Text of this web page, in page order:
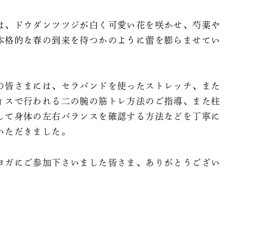
、ドウダンツツジが白く可愛い花を咲かせ、芍薬や
格的な春の到来を待つかのように蕾を膨らませてい
皆さまには、セラバンドを使ったストレッチ、また
スで行われる二の腕の筋トレ方法のご指導、また柱
て身体の左右バランスを確認する方法などを丁寧に
ただきました。
ガにご参加下さいました皆さま、ありがとうござい